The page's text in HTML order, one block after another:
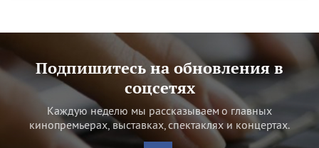
Подпишитесь на обновления в
соцсетях
Каждую неделю мы рассказываем о главных
кинопремьерах, выставках, спектаклях и концертах.